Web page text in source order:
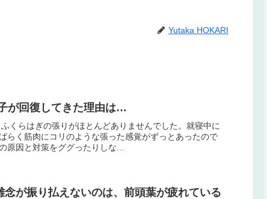
Yutaka HOKARI
が回復してきた理由は…
くらはぎの張りがほとんどありませんでした。就寝中に
らく筋肉にコリのような張った感覚がずっとあったので
原因と対策をググったりしな...
が振り払えないのは、前頭葉が疲れている